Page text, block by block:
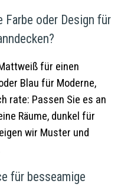
oder Design für
für einen
Blau für Moderne,
rate: Passen Sie es an
Räume, dunkel für
wir Muster und
für besseamige